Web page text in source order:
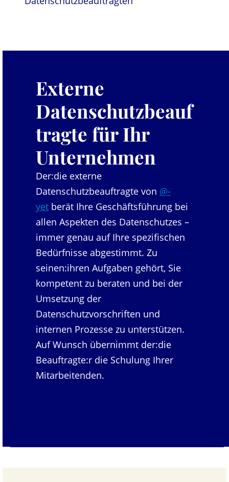
Externe
Datenschutzbeauf
tragte für Ihr
Unternehmen
Der:die externe
Datenschutzbeauftragte von @-
yet berät Ihre Geschäftsführung bei
allen Aspekten des Datenschutzes –
immer genau auf Ihre spezifischen
Bedürfnisse abgestimmt. Zu
seinen:ihren Aufgaben gehört, Sie
kompetent zu beraten und bei der
Umsetzung der
Datenschutzvorschriften und
internen Prozesse zu unterstützen.
Auf Wunsch übernimmt der:die
Beauftragte:r die Schulung Ihrer
Mitarbeitenden.